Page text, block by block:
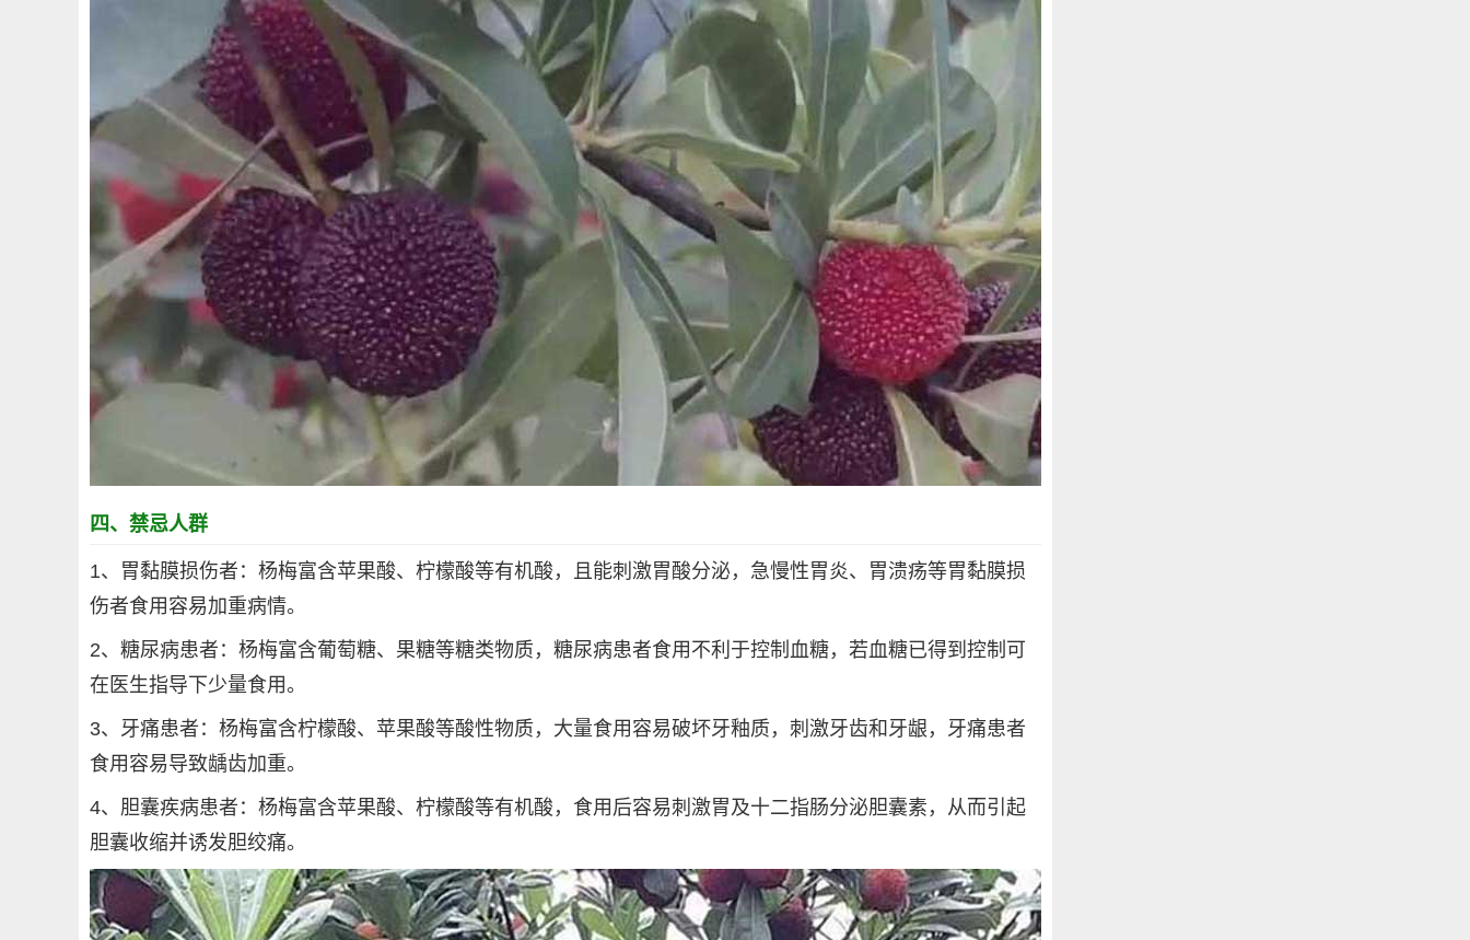
四、禁忌人群
1、胃黏膜损伤者：杨梅富含苹果酸、柠檬酸等有机酸，且能刺激胃酸分泌，急慢性胃炎、胃溃疡等胃黏膜损
伤者食用容易加重病情。
2、糖尿病患者：杨梅富含葡萄糖、果糖等糖类物质，糖尿病患者食用不利于控制血糖，若血糖已得到控制可
在医生指导下少量食用。
3、牙痛患者：杨梅富含柠檬酸、苹果酸等酸性物质，大量食用容易破坏牙釉质，刺激牙齿和牙龈，牙痛患者
食用容易导致龋齿加重。
4、胆囊疾病患者：杨梅富含苹果酸、柠檬酸等有机酸，食用后容易刺激胃及十二指肠分泌胆囊素，从而引起
胆囊收缩并诱发胆绞痛。